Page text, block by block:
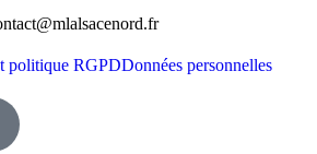
politique RGPDDonnées personnelles